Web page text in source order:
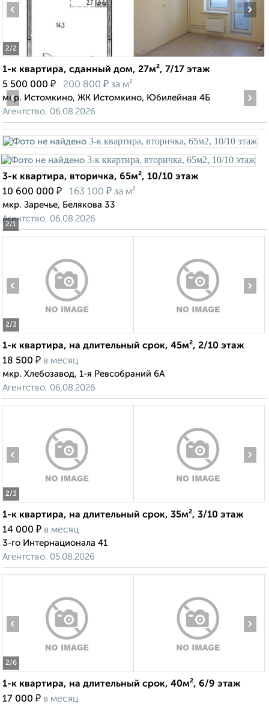
2/2
‹ ›
1-к квартира, сданный дом, 27м², 7/17 этаж
5 500 000 ₽ 200 800 ₽ за м²
мкр. Истомкино, ЖК Истомкино, Юбилейная 4Б
Агентство, 06.08.2026
2/1
‹ ›
3-к квартира, вторичка, 65м², 10/10 этаж
10 600 000 ₽ 163 100 ₽ за м²
мкр. Заречье, Белякова 33
Агентство, 06.08.2026
2/3
‹ ›
1-к квартира, на длительный срок, 45м², 2/10 этаж
18 500 ₽ в месяц
мкр. Хлебозавод, 1-я Ревсобраний 6А
Агентство, 06.08.2026
2/3
‹ ›
1-к квартира, на длительный срок, 35м², 3/10 этаж
14 000 ₽ в месяц
3-го Интернационала 41
Агентство, 05.08.2026
2/6
‹ ›
1-к квартира, на длительный срок, 40м², 6/9 этаж
17 000 ₽ в месяц